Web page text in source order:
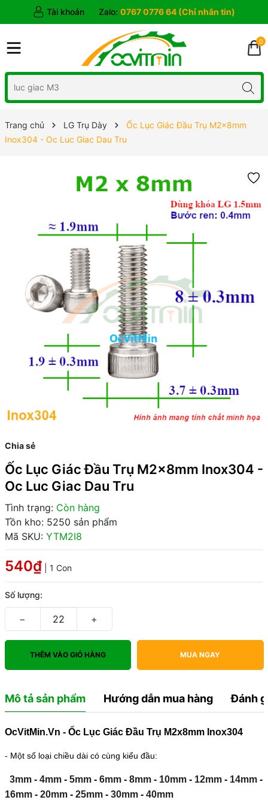
Tài khoản Zalo: 0767 0776 64 (Chỉ nhắn tin)
0
Trang chủ LG Trụ Dày
Ốc Lục Giác Đầu Trụ M2x8mm
Inox304 - Oc Luc Giac Dau Tru
Chia sẻ
Ốc Lục Giác Đầu Trụ M2x8mm Inox304 -
Oc Luc Giac Dau Tru
Tình trạng: Còn hàng
Tồn kho: 5250 sản phẩm
Mã SKU: YTM2I8
540₫ | 1 Con
Số lượng:
− +
THÊM VÀO GIỎ HÀNG MUA NGAY
Mô tả sản phẩm Hướng dẫn mua hàng Đánh
OcVitMin.Vn - Ốc Lục Giác Đầu Trụ M2x8mm Inox304
- Một số loại chiều dài có cùng kiểu đầu:
3mm- 4mm- 5mm- 6mm- 8mm- 10mm- 12mm- 14mm-
16mm- 20mm- 25mm- 30mm- 40mm